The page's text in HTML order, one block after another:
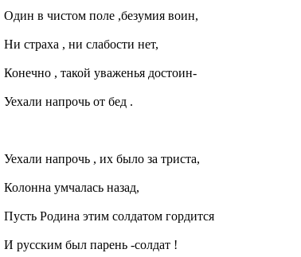
Один в чистом поле ,безумия воин,
Ни страха , ни слабости нет,
Конечно , такой уваженья достоин-
Уехали напрочь от бед .
Уехали напрочь , их было за триста,
Колонна умчалась назад,
Пусть Родина этим солдатом гордится
И русским был парень -солдат !